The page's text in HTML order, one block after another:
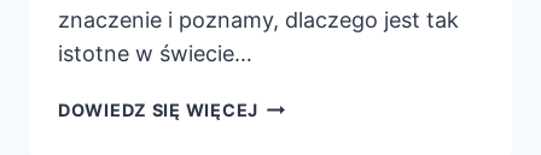
znaczenie i poznamy, dlaczego jest tak
istotne w świecie…
DOWIEDZ SIĘ WIĘCEJCZYM